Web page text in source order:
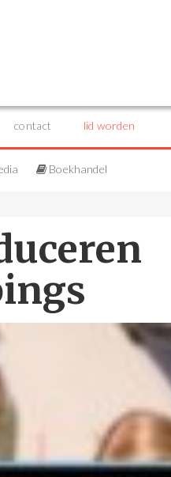
contact lid worden
Boekhandel